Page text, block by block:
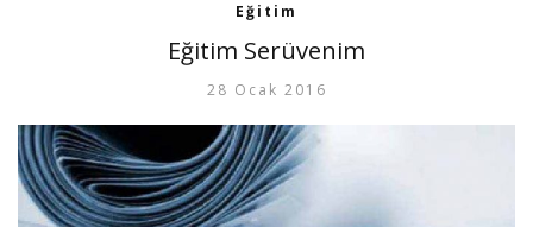
Eğitim
Eğitim Serüvenim
28 Ocak 2016